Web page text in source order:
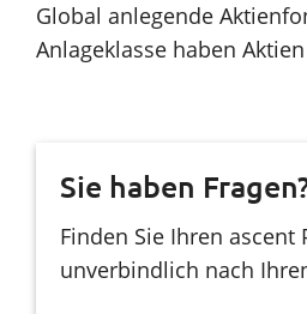
Global anlegende
Anlageklasse haben
Sie haben
Finden Sie Ihren
unverbindlich nach